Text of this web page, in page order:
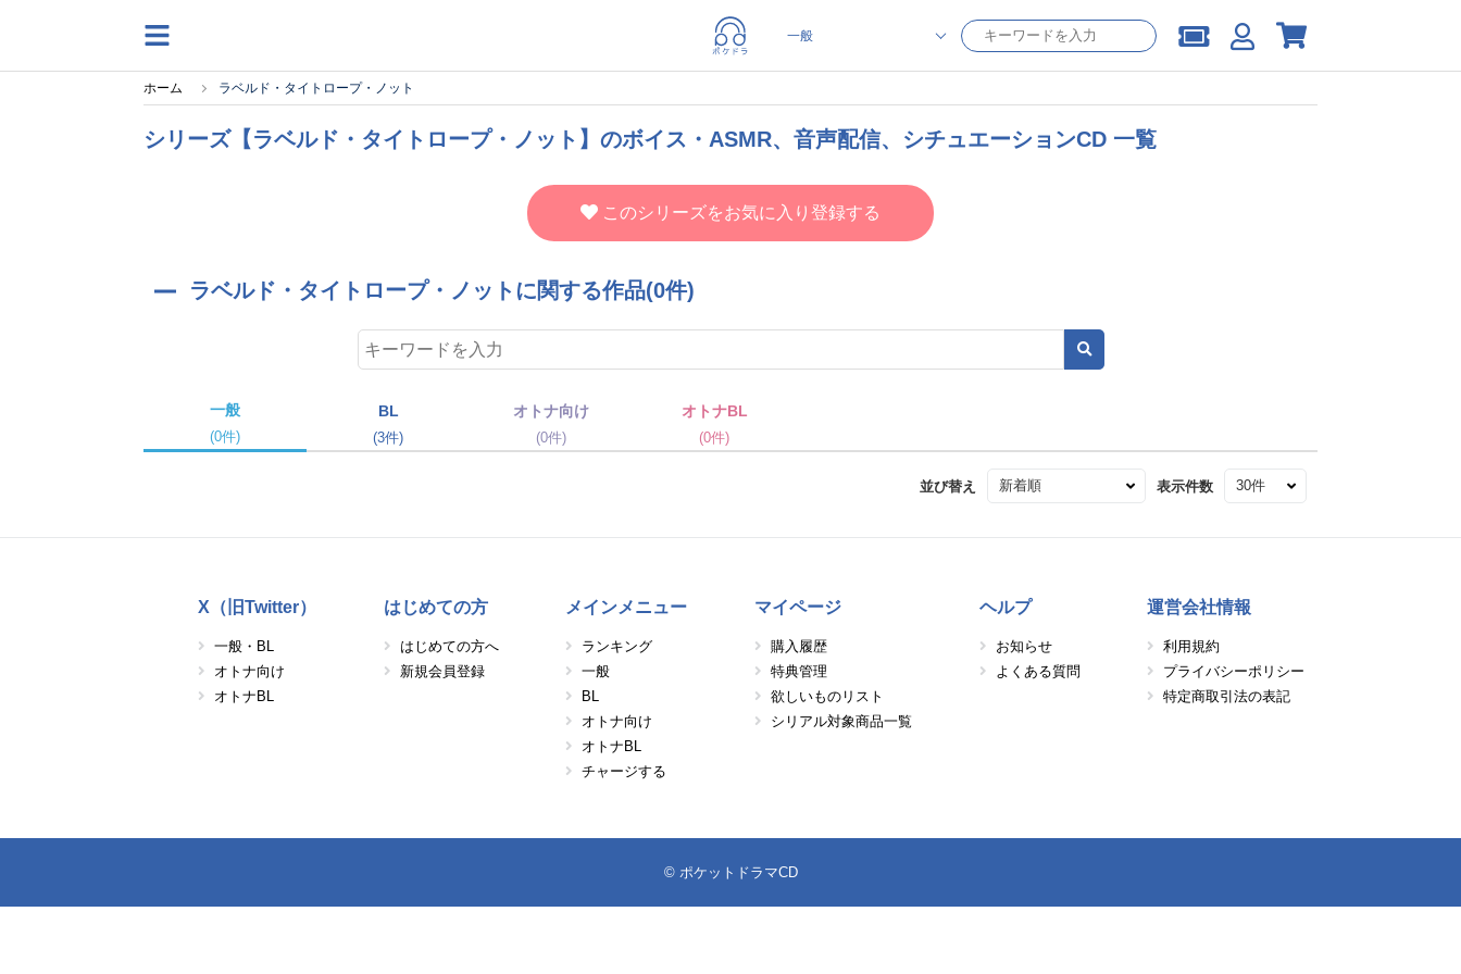
ホーム ラベルド・タイトロープ・ノット
シリーズ【ラベルド・タイトロープ・ノット】のボイス・ASMR、音声配信、シチュエーションCD 一覧
このシリーズをお気に入り登録する
ラベルド・タイトロープ・ノットに関する作品(0件)
一般
(0件)
BL
(3件)
オトナ向け
(0件)
オトナBL
(0件)
並び替え 表示件数
X（旧Twitter）
一般・BL
オトナ向け
オトナBL
はじめての方
はじめての方へ
新規会員登録
メインメニュー
ランキング
一般
BL
オトナ向け
オトナBL
チャージする
マイページ
購入履歴
特典管理
欲しいものリスト
シリアル対象商品一覧
ヘルプ
お知らせ
よくある質問
運営会社情報
利用規約
プライバシーポリシー
特定商取引法の表記
© ポケットドラマCD